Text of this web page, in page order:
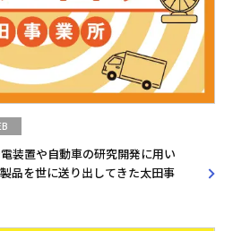
装置や自動車の研究開発に用い
品を世に送り出してきた太田事